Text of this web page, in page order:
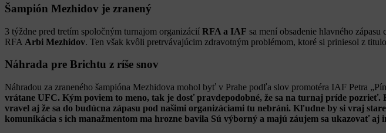
Šampión Mezhidov je zranený
3 týždne pred tretím spoločným turnajom organizácií RFA a IAF sa mení obsadenie hlavného
RFA Arbi Mezhidov. Ten však kvôli pretrvávajúcim zdravotným problémom, ktoré si priniesol z
Náhrada pre Brichtu z ríše snov
Náhradou za zraneného šampióna Mezhidova mohol byť v Prahe podľa slov promotéra IAF Petra
vrátane UFC. Kým poviem to meno, tak je dosť pravdepodobné, že sa na turnaj príde
vravel aj že sa do budúcna zápasu pod našimi organizáciami tu nebráni. Kľudne by si vraj
komunikácia s ich manažmentom ma hrozne bavila Sú výborný a majú záujem sa ukazovať